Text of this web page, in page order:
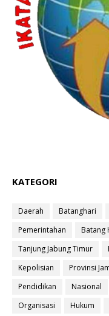
KATEGORI
Daerah Batanghari
Pemerintahan
Batang
Tanjung Jabung Timur
Kepolisian
Provinsi
Pendidikan
Nasional
Organisasi
Hukum